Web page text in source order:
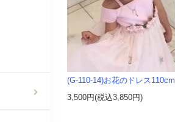
(G-110-14)お花のドレス110cm
3,500円(税込3,850円)
す